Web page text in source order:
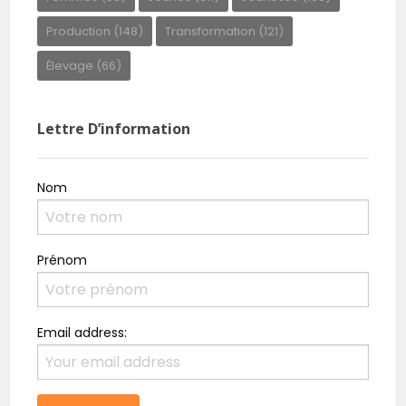
Production (148) Transformation (121)
Élevage (66)
Lettre D’information
Nom
Prénom
Email address: